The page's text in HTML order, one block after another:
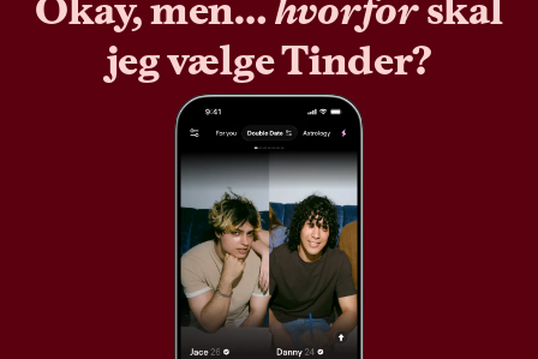
Okay, men…hvorforskal
jeg vælge Tinder?